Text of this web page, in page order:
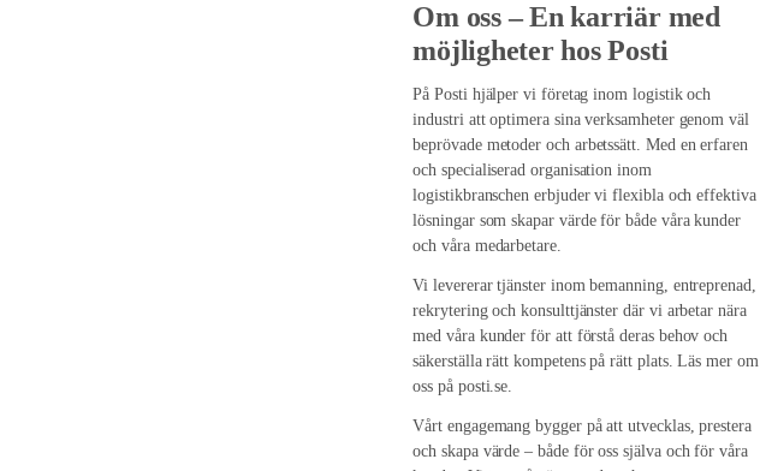
Om oss – En karriär med
möjligheter hos Posti
På Posti hjälper vi företag inom logistik och
industri att optimera sina verksamheter genom väl
beprövade metoder och arbetssätt. Med en erfaren
och specialiserad organisation inom
logistikbranschen erbjuder vi flexibla och effektiva
lösningar som skapar värde för både våra kunder
och våra medarbetare.
Vi levererar tjänster inom bemanning, entreprenad,
rekrytering och konsulttjänster där vi arbetar nära
med våra kunder för att förstå deras behov och
säkerställa rätt kompetens på rätt plats. Läs mer om
oss på posti.se.
Vårt engagemang bygger på att utvecklas, prestera
och skapa värde – både för oss själva och för våra